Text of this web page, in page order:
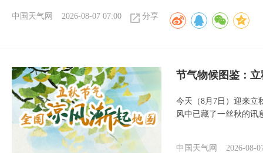
中国天气网 2026-08-07 07:00 分享
节气物候图鉴：
今天（8月7日）迎来立
风中已藏了一丝秋的讯
中国天气网 2026-08-